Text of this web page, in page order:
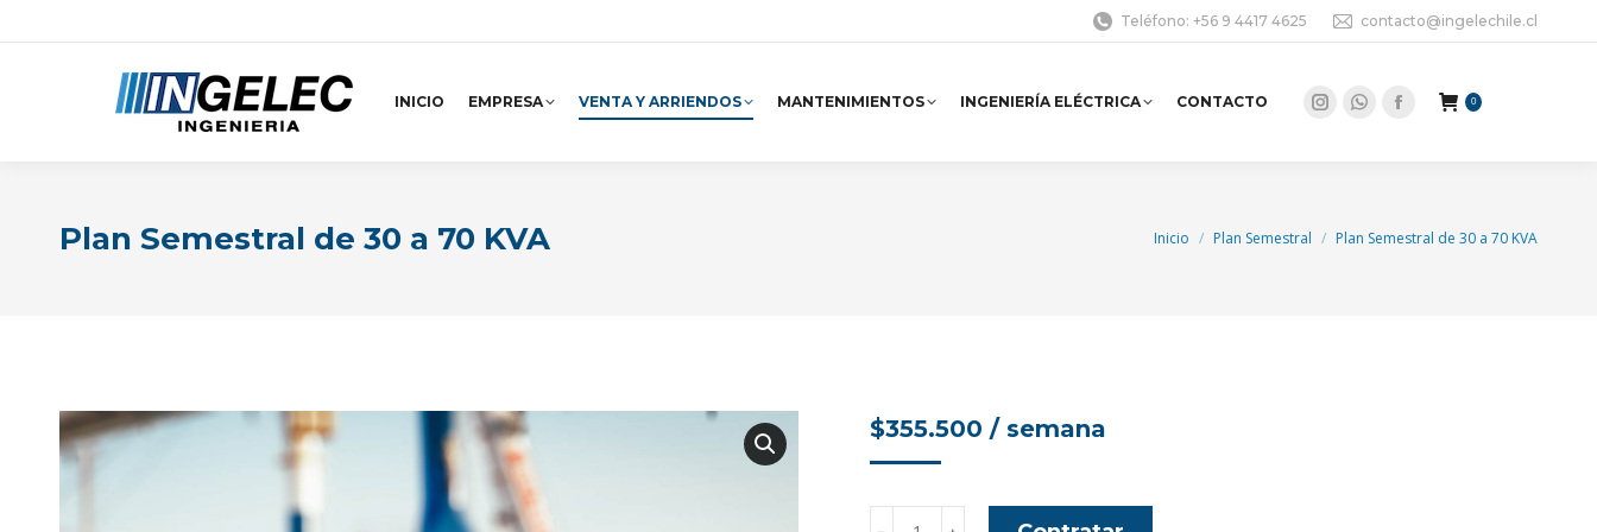
Teléfono: +56 9 4417 4625 contacto@ingelechile.cl
INICIO EMPRESA VENTA Y ARRIENDOS MANTENIMIENTOS INGENIERÍA ELÉCTRICA CONTACTO
Instagram
new
Whatsapp
new
Facebook
new
0
Plan Semestral de 30 a 70 KVA Estás aquí:
Inicio Plan Semestral Plan Semestral de 30 a 70 KVA
$355.500 / semana